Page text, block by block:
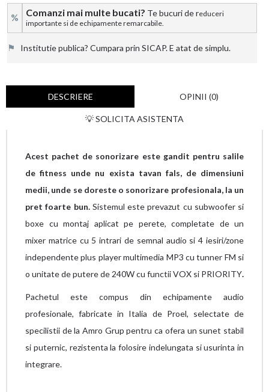
% Comanzi mai multe bucati? Te bucuri de reduceri
importante si de echipamente remarcabile.
⚑ Institutie publica? Cumpara prin SICAP. E atat de simplu.
DESCRIERE OPINII (0)
💡 SOLICITA ASISTENTA
Acest pachet de sonorizare este gandit pentru salile
de fitness unde nu exista tavan fals, de dimensiuni
medii, unde se doreste o sonorizare profesionala, la un
pret foarte bun.Sistemul este prevazut cu subwoofer si
boxe cu montaj aplicat pe perete, completate de un
mixer matrice cu 5 intrari de semnal audio si 4 iesiri/zone
independente plus player multimedia MP3 cu tunner FM si
o unitate de putere de 240W cu functii VOX si PRIORITY.
Pachetul este compus din echipamente audio
profesionale, fabricate in Italia de Proel, selectate de
specilistii de la Amro Grup pentru ca ofera un sunet stabil
si puternic, rezistenta la folosire indelungata si usurinta in
integrare.